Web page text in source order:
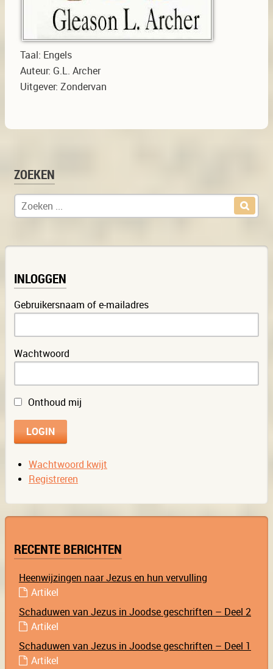
Taal: Engels
Auteur: G.L. Archer
Uitgever: Zondervan
ZOEKEN
Zoek naar:
INLOGGEN
Gebruikersnaam of e-mailadres
Wachtwoord
Onthoud mij
Wachtwoord kwijt
Registreren
RECENTE BERICHTEN
Heenwijzingen naar Jezus en hun vervulling
Artikel
Schaduwen van Jezus in Joodse geschriften – Deel 2
Artikel
Schaduwen van Jezus in Joodse geschriften – Deel 1
Artikel